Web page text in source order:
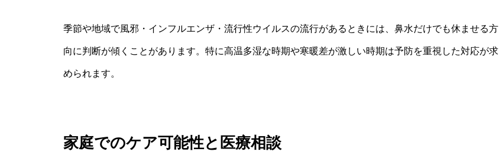
季節や地域で風邪・インフルエンザ・流行性ウイルスの流行があるときには、鼻水だけでも休ませる方
向に判断が傾くことがあります。特に高温多湿な時期や寒暖差が激しい時期は予防を重視した対応が求
められます。
家庭でのケア可能性と医療相談